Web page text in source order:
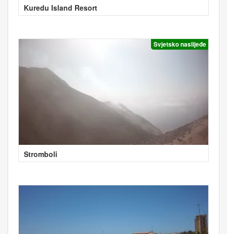
Kuredu Island Resort
Svjetsko naslijeđe
Stromboli